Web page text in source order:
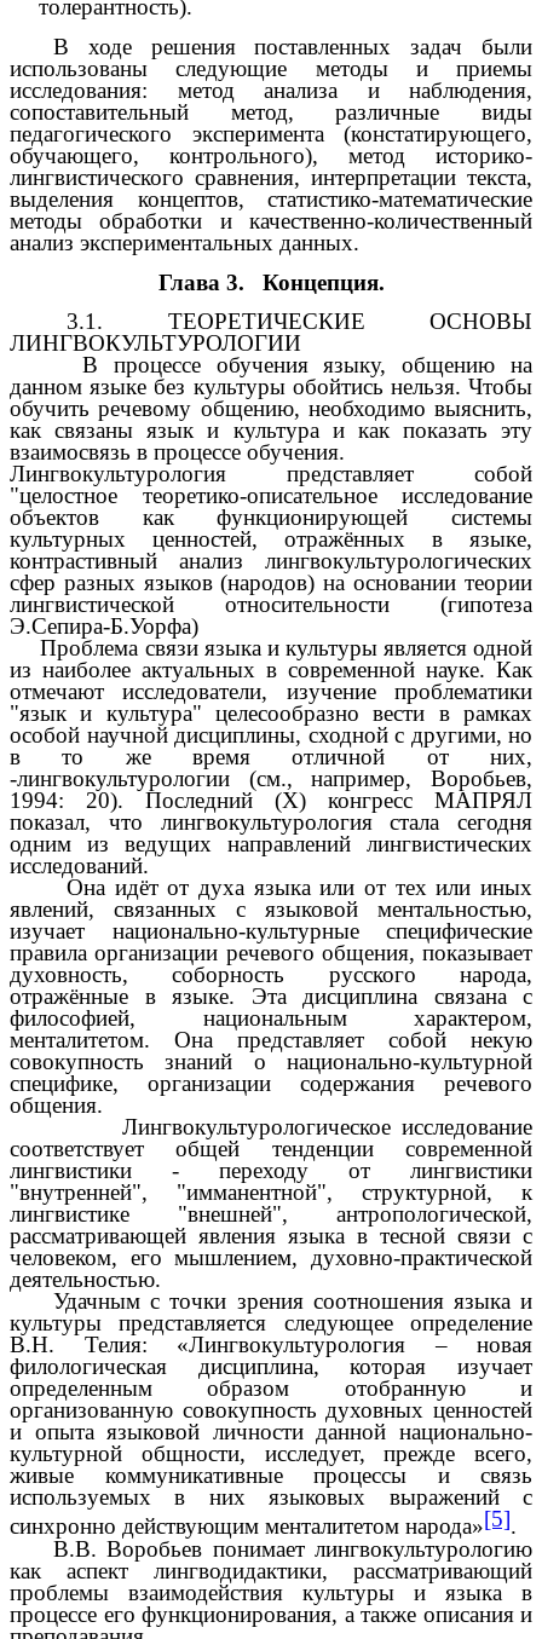
толерантность).
В ходе решения поставленных задач были
использованы следующие методы и приемы
исследования: метод анализа и наблюдения,
сопоставительный метод, различные виды
педагогического эксперимента (констатирующего,
обучающего, контрольного), метод историко-
лингвистического сравнения, интерпретации текста,
выделения концептов, статистико-математические
методы обработки и качественно-количественный
анализ экспериментальных данных.
Глава 3. Концепция.
3.1. ТЕОРЕТИЧЕСКИЕ ОСНОВЫ
ЛИНГВОКУЛЬТУРОЛОГИИ
В процессе обучения языку, общению на
данном языке без культуры обойтись нельзя. Чтобы
обучить речевому общению, необходимо выяснить,
как связаны язык и культура и как показать эту
взаимосвязь в процессе обучения.
Лингвокультурология представляет собой
"целостное теоретико-описательное исследование
объектов как функционирующей системы
культурных ценностей, отражённых в языке,
контрастивный анализ лингвокультурологических
сфер разных языков (народов) на основании теории
лингвистической относительности (гипотеза
Э.Сепира-Б.Уорфа)
Проблема связи языка и культуры является одной
из наиболее актуальных в современной науке. Как
отмечают исследователи, изучение проблематики
"язык и культура" целесообразно вести в рамках
особой научной дисциплины, сходной с другими, но
в то же время отличной от них,
-лингвокультурологии (см., например, Воробьев,
1994: 20). Последний (Х) конгресс МАПРЯЛ
показал, что лингвокультурология стала сегодня
одним из ведущих направлений лингвистических
исследований.
Она идёт от духа языка или от тех или иных
явлений, связанных с языковой ментальностью,
изучает национально-культурные специфические
правила организации речевого общения, показывает
духовность, соборность русского народа,
отражённые в языке. Эта дисциплина связана с
философией, национальным характером,
менталитетом. Она представляет собой некую
совокупность знаний о национально-культурной
специфике, организации содержания речевого
общения.
Лингвокультурологическое исследование
соответствует общей тенденции современной
лингвистики - переходу от лингвистики
"внутренней", "имманентной", структурной, к
лингвистике "внешней", антропологической,
рассматривающей явления языка в тесной связи с
человеком, его мышлением, духовно-практической
деятельностью.
Удачным с точки зрения соотношения языка и
культуры представляется следующее определение
В.Н. Телия: «Лингвокультурология – новая
филологическая дисциплина, которая изучает
определенным образом отобранную и
организованную совокупность духовных ценностей
и опыта языковой личности данной национально-
культурной общности, исследует, прежде всего,
живые коммуникативные процессы и связь
используемых в них языковых выражений с
синхронно действующим менталитетом народа»[5].
В.В. Воробьев понимает лингвокультурологию
как аспект лингводидактики, рассматривающий
проблемы взаимодействия культуры и языка в
процессе его функционирования, а также описания и